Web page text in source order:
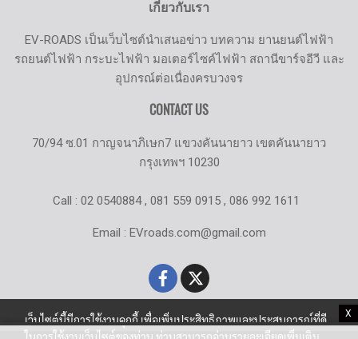
X
เกี่ยวกับเรา
EV-ROADS เป็นเว็บไซต์นำเสนอข่าว บทความ ยานยนต์ไฟฟ้า
รถยนต์ไฟฟ้า กระบะไฟฟ้า มอเตอร์ไซค์ไฟฟ้า สถานีขาร์จอีวี และ
อุปกรณ์ต่อเนื่องครบวงจร
CONTACT US
70/94 ซ.01 กาญจนาภิเษก7 แขวงคันนายาว เขตคันนายาว
กรุงเทพฯ 10230
Call : 02 0540884 , 081 559 0915 , 086 992 1611
Email : EVroads.com@gmail.com
เว็บไซต์นี้มีการใช้งานคุกกี้ เพื่อเพิ่มประสิทธิภาพและประสบการณ์ที่ดี